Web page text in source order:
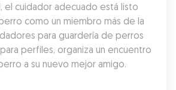
el cuidador adecuado está listo
como un miembro más de la
para guardería de perros
perfiles, organiza un encuentro
a su nuevo mejor amigo.